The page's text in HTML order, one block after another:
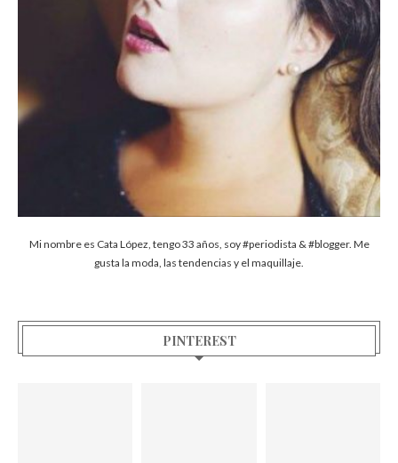
Mi nombre es Cata López, tengo 33 años, soy #periodista & #blogger. Me
gusta la moda, las tendencias y el maquillaje.
PINTEREST